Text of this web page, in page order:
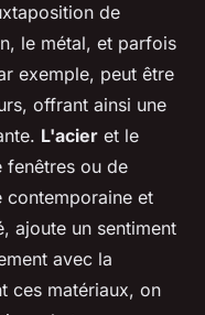
de
le métal, et parfois
exemple, peut être
offrant ainsi une
L'acier et le
fenêtres ou de
contemporaine et
ajoute un sentiment
avec la
ces matériaux, on